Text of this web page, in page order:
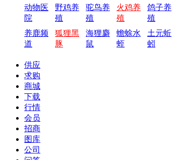
动物医
院
野鸡养
殖
驼鸟养
殖
火鸡养
殖
鸽子养
殖
养鹿频
道
狐狸黑
豚
海狸麝
鼠
蟾蜍水
蛭
土元蚯
蚓
供应
求购
商城
下载
行情
会员
招商
图库
公司